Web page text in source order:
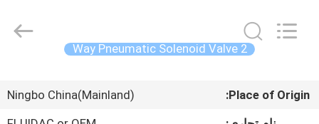
اصلی
AUTOMATIC
CONTROL
2 Way Pneumatic Solenoid Valve
Place of Origin:
Ningbo China(Mainland)